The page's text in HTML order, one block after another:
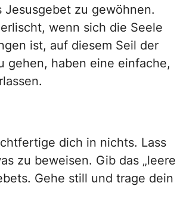
zu gewöhnen.
wenn sich die Seele
ist, auf diesem Seil der
gehen, haben eine einfache,
dich in nichts. Lass
zu beweisen. Gib das „leere
Gehe still und trage dein